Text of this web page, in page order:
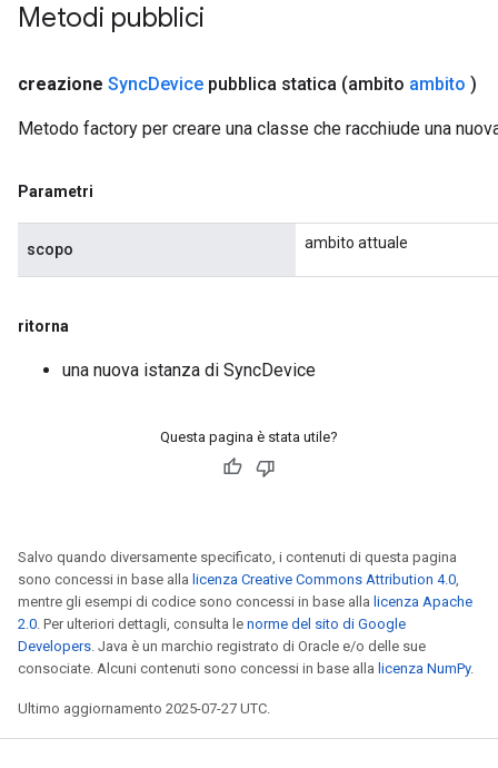
Metodi pubblici
creazione SyncDevice pubblica statica (ambito ambito )
Metodo factory per creare una classe che racchiude una
Parametri
scopo ambito attuale
ritorna
una nuova istanza di SyncDevice
Questa pagina è stata utile?
Salvo quando diversamente specificato, i contenuti di questa pagina
sono concessi in base alla licenza Creative Commons Attribution 4.0,
mentre gli esempi di codice sono concessi in base alla licenza Apache
2.0. Per ulteriori dettagli, consulta le norme del sito di Google
Developers. Java è un marchio registrato di Oracle e/o delle sue
consociate. Alcuni contenuti sono concessi in base alla licenza NumPy.
Ultimo aggiornamento 2025-07-27 UTC.